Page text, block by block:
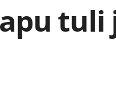
tuli